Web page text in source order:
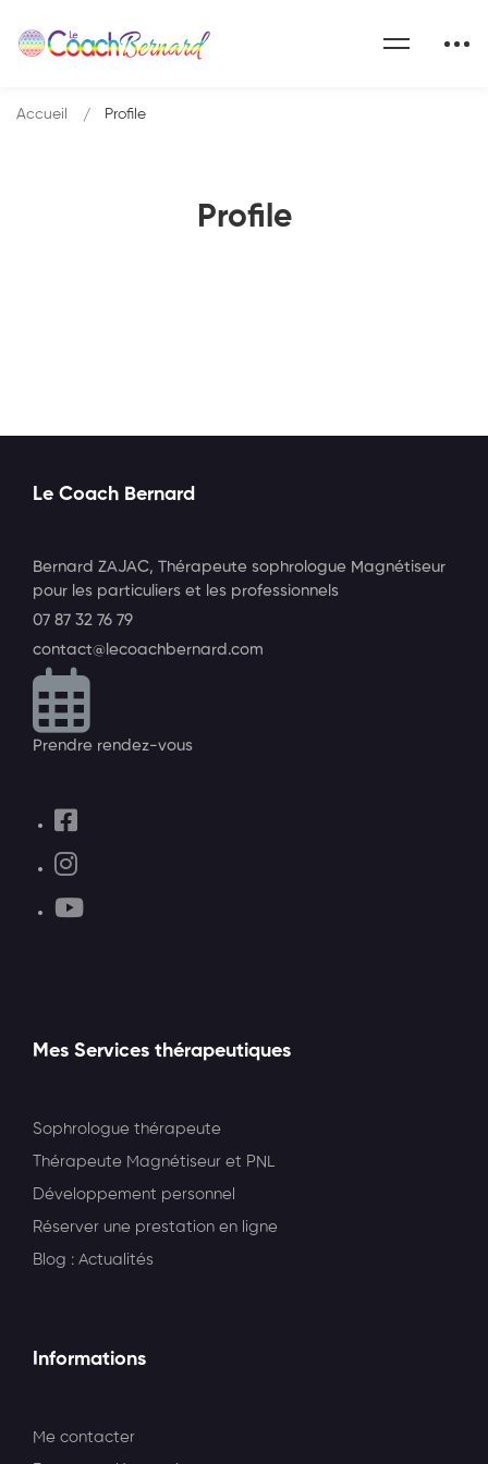
Profile
Accueil Profile
Le Coach Bernard
Bernard ZAJAC, Thérapeute sophrologue Magnétiseur
pour les particuliers et les professionnels
07 87 32 76 79
contact@lecoachbernard.com
Prendre rendez-vous
Mes Services thérapeutiques
Sophrologue thérapeute
Thérapeute Magnétiseur et PNL
Développement personnel
Réserver une prestation en ligne
Blog : Actualités
Informations
Me contacter